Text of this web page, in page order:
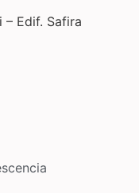
– Edif. Safira